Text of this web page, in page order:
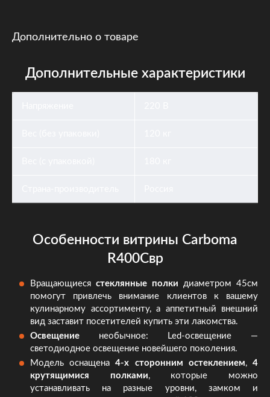
Дополнительно о товаре
Дополнительные характеристики
Особенности витрины Carboma
R400Свр
Вращающиеся стеклянные полки диаметром 45см
помогут привлечь внимание клиентов к вашему
кулинарному ассортименту, а аппетитный внешний
вид заставит посетителей купить эти лакомства.
Освещение необычное: Led-освещение —
светодиодное освещение новейшего поколения.
Модель оснащена4-х сторонним остеклением,4
крутящимися полками, которые можно
устанавливать на разные уровни, замком и